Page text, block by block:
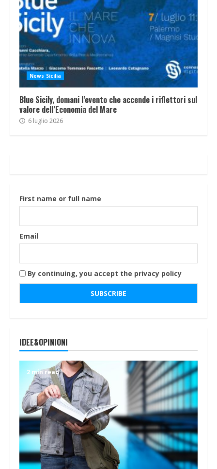
News Sicilia
Blue Sicily, domani l’evento che accende i riflettori sul
valore dell’Economia del Mare
6 luglio 2026
First name or full name
Email
By continuing, you accept the privacy policy
IDEE&OPINIONI
2 min read